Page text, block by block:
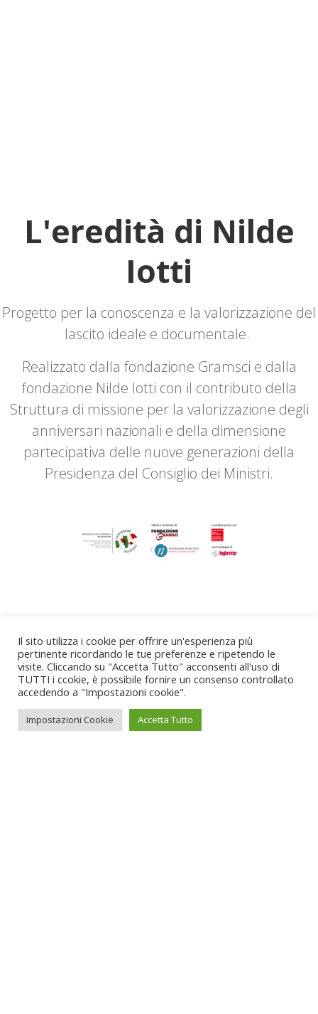
L'eredità di Nilde
Iotti
Progetto per la conoscenza e la valorizzazione del
lascito ideale e documentale.
Realizzato dalla fondazione Gramsci e dalla
fondazione Nilde Iotti con il contributo della
Struttura di missione per la valorizzazione degli
anniversari nazionali e della dimensione
partecipativa delle nuove generazioni della
Presidenza del Consiglio dei Ministri.
Il sito utilizza i cookie per offrire un'esperienza più
pertinente ricordando le tue preferenze e ripetendo le
visite. Cliccando su "Accetta Tutto" acconsenti all'uso di
TUTTI i ccokie, è possibile fornire un consenso controllato
accedendo a "Impostazioni cookie".
Impostazioni Cookie Accetta Tutto